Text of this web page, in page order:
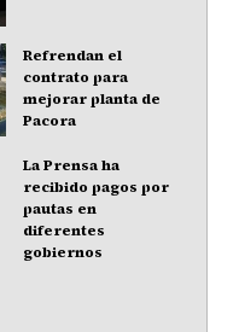
Refrendan el
contrato para
mejorar planta de
Pacora
La Prensa ha
recibido pagos por
pautas en
diferentes
gobiernos